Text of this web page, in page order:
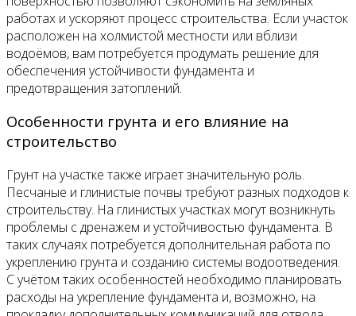
работах и ускоряют процесс строительства. Если участок
расположен на холмистой местности или вблизи
водоёмов, вам потребуется продумать решение для
обеспечения устойчивости фундамента и
предотвращения затоплений.
Особенности грунта и его влияние на
строительство
Грунт на участке также играет значительную роль.
Песчаные и глинистые почвы требуют разных подходов к
строительству. На глинистых участках могут возникнуть
проблемы с дренажем и устойчивостью фундамента. В
таких случаях потребуется дополнительная работа по
укреплению грунта и созданию системы водоотведения.
С учётом таких особенностей необходимо планировать
расходы на укрепление фундамента и, возможно, на